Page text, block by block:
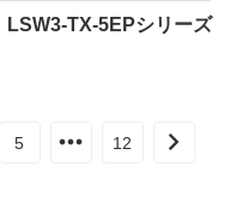
LSW3-TX-5EPシリーズ
5 12